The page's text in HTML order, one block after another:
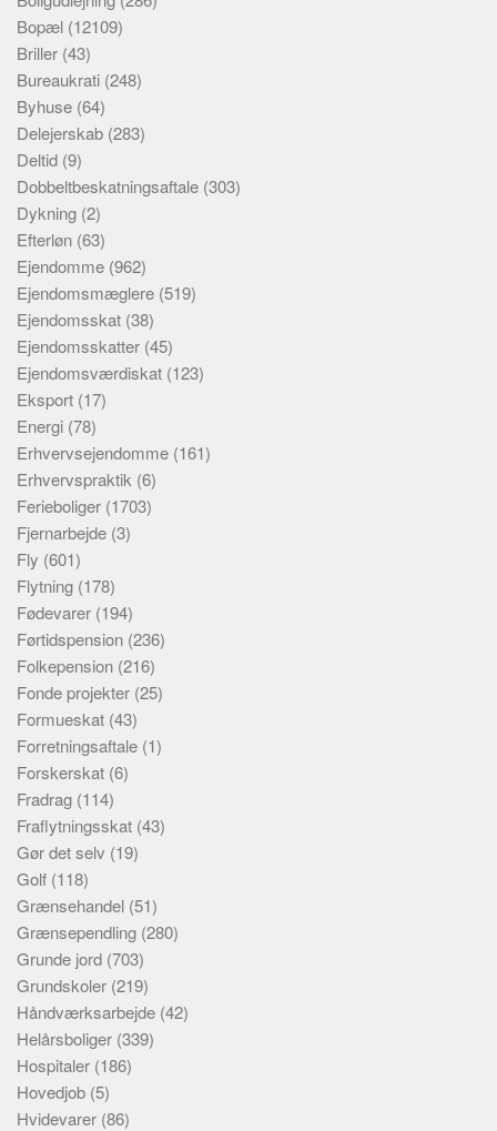
Bopæl (12109)
Briller (43)
Bureaukrati (248)
Byhuse (64)
Delejerskab (283)
Deltid (9)
Dobbeltbeskatningsaftale (303)
Dykning (2)
Efterløn (63)
Ejendomme (962)
Ejendomsmæglere (519)
Ejendomsskat (38)
Ejendomsskatter (45)
Ejendomsværdiskat (123)
Eksport (17)
Energi (78)
Erhvervsejendomme (161)
Erhvervspraktik (6)
Ferieboliger (1703)
Fjernarbejde (3)
Fly (601)
Flytning (178)
Fødevarer (194)
Førtidspension (236)
Folkepension (216)
Fonde projekter (25)
Formueskat (43)
Forretningsaftale (1)
Forskerskat (6)
Fradrag (114)
Fraflytningsskat (43)
Gør det selv (19)
Golf (118)
Grænsehandel (51)
Grænsependling (280)
Grunde jord (703)
Grundskoler (219)
Håndværksarbejde (42)
Helårsboliger (339)
Hospitaler (186)
Hovedjob (5)
Hvidevarer (86)